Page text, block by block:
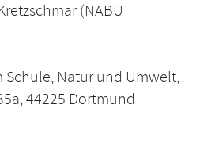
(NABU
Schule, Natur und Umwelt,
44225 Dortmund